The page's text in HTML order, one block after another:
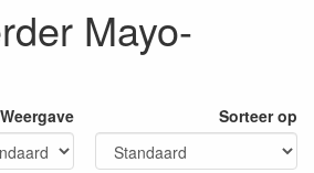
Mayo-
Weergave Sorteer op